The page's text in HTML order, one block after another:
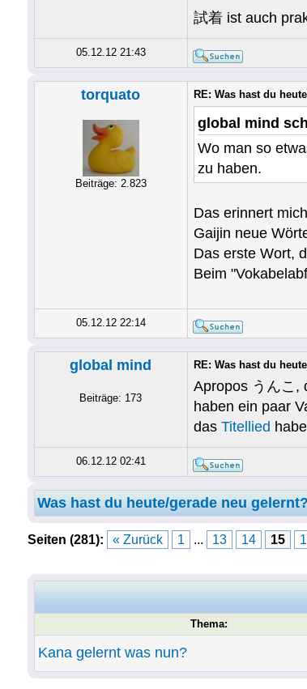
試着 ist auch
05.12.12 21:43
torquato
Beiträge: 2.823
RE: Was hast du
global mind
Wo man so
zu haben.
Das erinnert
Gaijin neue
Das erste Wort,
Beim
05.12.12 22:14
global mind
Beiträge: 173
RE: Was hast du
Apropos うんこ,
haben ein paar
das Titellied
06.12.12 02:41
Was hast du heute/gerade neu gelernt?
Seiten (281): « Zurück 1 ... 13 14 15
Thema:
Kana gelernt was nun?